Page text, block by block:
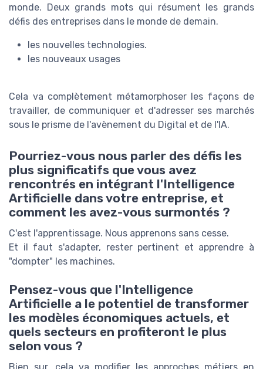
monde. Deux grands mots qui résument les grands
défis des entreprises dans le monde de demain.
les nouvelles technologies.
les nouveaux usages
Cela va complètement métamorphoser les façons de
travailler, de communiquer et d'adresser ses marchés
sous le prisme de l'avènement du Digital et de l'IA.
Pourriez-vous nous parler des défis les
plus significatifs que vous avez
rencontrés en intégrant l'Intelligence
Artificielle dans votre entreprise, et
comment les avez-vous surmontés ?
C'est l'apprentissage. Nous apprenons sans cesse.
Et il faut s'adapter, rester pertinent et apprendre à
"dompter" les machines.
Pensez-vous que l'Intelligence
Artificielle a le potentiel de transformer
les modèles économiques actuels, et
quels secteurs en profiteront le plus
selon vous ?